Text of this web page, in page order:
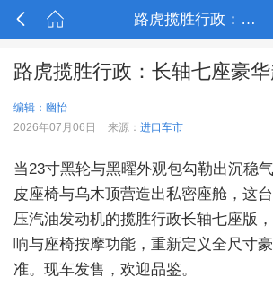
  路虎揽胜行政：长轴七座豪华越野旗舰
路虎揽胜行政：长轴七座豪
编辑：幽怡
2026年07月06日
来源： 进口车市
当23寸黑轮与黑曜外观包勾勒出沉稳
皮座椅与乌木顶营造出私密座舱，这
压汽油发动机的揽胜行政长轴七座版
响与座椅按摩功能，重新定义全尺寸
准。现车发售，欢迎品鉴。